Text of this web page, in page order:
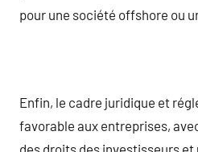
pour une société offshore ou
Enfin, le cadre juridique et
favorable aux entreprises,
des droits des investisseurs